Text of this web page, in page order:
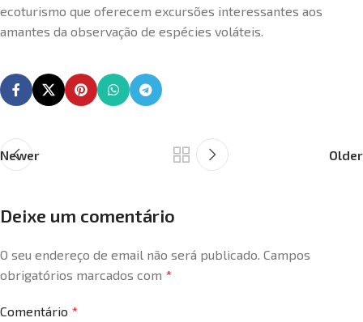
ecoturismo que oferecem excursões interessantes aos
amantes da observação de espécies voláteis.
Newer Older
Deixe um comentário
O seu endereço de email não será publicado. Campos
obrigatórios marcados com *
Comentário *